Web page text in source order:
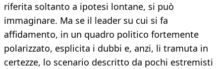
riferita soltanto a ipotesi lontane, si può
immaginare. Ma se il leader su cui si fa
affidamento, in un quadro politico fortemente
polarizzato, esplicita i dubbi e, anzi, li tramuta in
certezze, lo scenario descritto da pochi estremisti